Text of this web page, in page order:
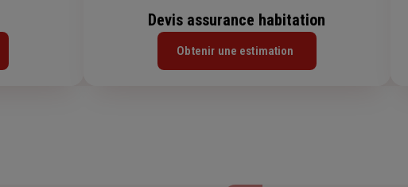
Devis assurance habitation
Obtenir une estimation